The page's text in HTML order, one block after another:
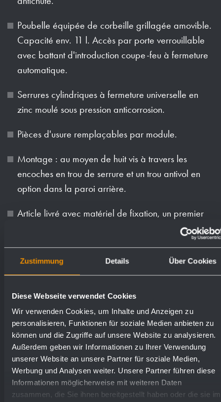
Zustimmung Details Über Cookies
Diese Webseite verwendet Cookies
Wir verwenden Cookies, um Inhalte und Anzeigen zu
personalisieren, Funktionen für soziale Medien anbieten zu
können und die Zugriffe auf unsere Website zu analysieren.
Außerdem geben wir Informationen zu Ihrer Verwendung
unserer Website an unsere Partner für soziale Medien,
Werbung und Analysen weiter. Unsere Partner führen diese
Informationen möglicherweise mit weiteren Daten
zusammen, die Sie ihnen bereitgestellt haben oder die sie im
Poubelle équipée de corbeille grillagée amovible.
Capacité env. 11 l. Accès par porte verrouillable
avec battant d'introduction coupe-feu à fermeture
automatique.
Serrures cylindriques à fermeture universelle en
zinc moulé sous pression anticorrosion.
Pièces d'usure remplaçables par module.
Montage : au moyen de huit vis à travers les
encoches en trou de serrure et un trou antivol en
option dans la paroi arrière.
Article livré avec matériel de fixation, un premier
remplissage de savon et un paquet de mouchoirs
Poids (en kg): 14.6
Surfaces disponibles
Numéros de
commande
mat rectifié (standard) 727645
poli 732970